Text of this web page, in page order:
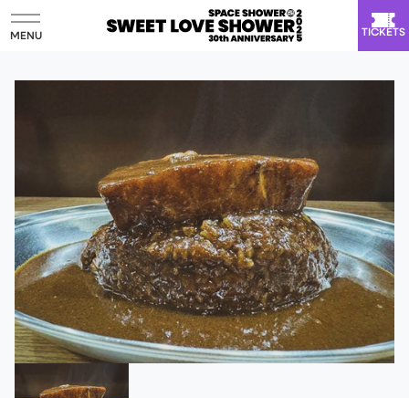
MENU TICKETS